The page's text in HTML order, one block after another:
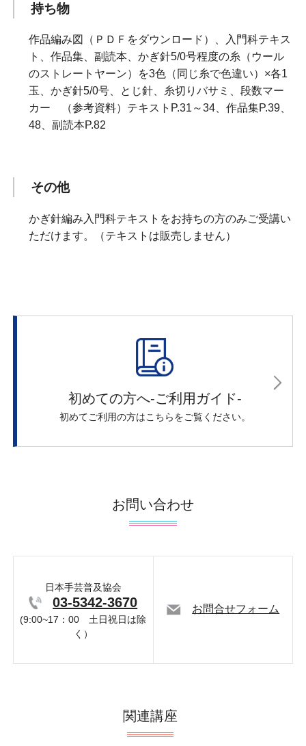
持ち物
作品編み図（ＰＤＦをダウンロード）、入門科テキス
ト、作品集、副読本、かぎ針5/0号程度の糸（ウール
のストレートヤーン）を3色（同じ糸で色違い）×各1
玉、かぎ針5/0号、とじ針、糸切りバサミ、段数マー
カー （参考資料）テキストP.31～34、作品集P.39、
48、副読本P.82
その他
かぎ針編み入門科テキストをお持ちの方のみご受講い
ただけます。（テキストは販売しません）
初めての方へ-ご利用ガイド-
初めてご利用の方はこちらをご覧ください。
お問い合わせ
日本手芸普及協会
03-5342-3670
(9:00~17：00 土日祝日は除
く）
お問合せフォーム
関連講座